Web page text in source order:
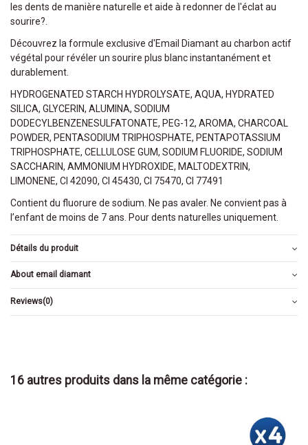
les dents de manière naturelle et aide à redonner de l'éclat au
sourire?.
Découvrez la formule exclusive d'Email Diamant au charbon actif
végétal pour révéler un sourire plus blanc instantanément et
durablement.
HYDROGENATED STARCH HYDROLYSATE, AQUA, HYDRATED
SILICA, GLYCERIN, ALUMINA, SODIUM
DODECYLBENZENESULFATONATE, PEG-12, AROMA, CHARCOAL
POWDER, PENTASODIUM TRIPHOSPHATE, PENTAPOTASSIUM
TRIPHOSPHATE, CELLULOSE GUM, SODIUM FLUORIDE, SODIUM
SACCHARIN, AMMONIUM HYDROXIDE, MALTODEXTRIN,
LIMONENE, CI 42090, CI 45430, CI 75470, CI 77491
Contient du fluorure de sodium. Ne pas avaler. Ne convient pas à
l’enfant de moins de 7 ans. Pour dents naturelles uniquement.
Détails du produit
About email diamant
Reviews(0)
16 autres produits dans la même catégorie :